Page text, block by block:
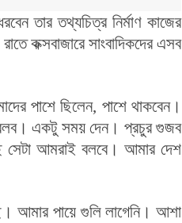
তার তথ্যচিত্র নির্মাণ কাজের
কক্সবাজারে সাংবাদিকদের এসব
পাশে ছিলেন, পাশে থাকবেন।
একটু সময় দেন। প্রচুর গুজব
সেটা আমরাই বলবে। আমার দেশ
আমার পায়ে গুলি লাগেনি। আশা